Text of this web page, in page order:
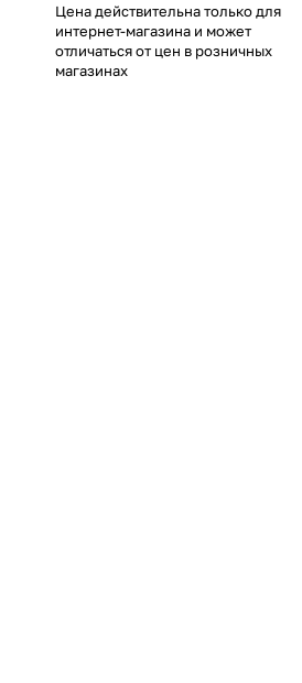
Цена действительна только для
интернет-магазина и может
отличаться от цен в розничных
магазинах